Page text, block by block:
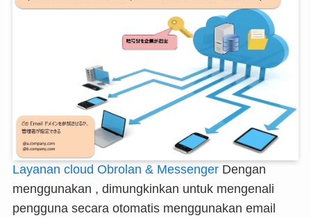
Layanan cloud Obrolan & MessengerDengan
menggunakan , dimungkinkan untuk mengenali
pengguna secara otomatis menggunakan email